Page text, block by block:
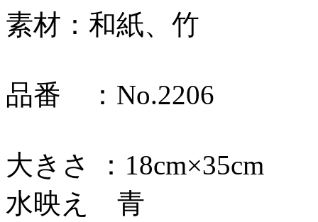
素材：和紙、竹
品番 ：No.2206
大きさ ：18cm×35cm
水映え 青